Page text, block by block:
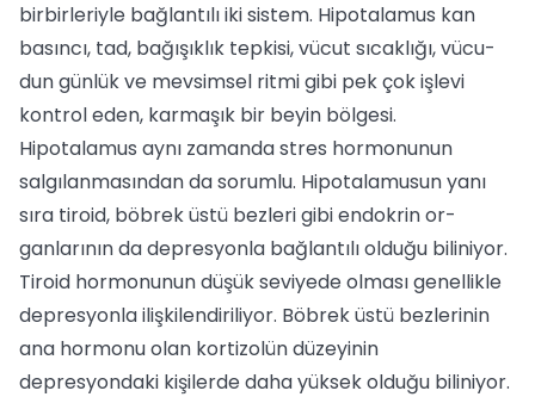
birbirleriyle bağlantılı iki sistem. Hipotalamus kan
basıncı, tad, bağışıklık tepkisi, vücut sıcaklığı, vücu­
dun günlük ve mevsimsel ritmi gibi pek çok işlevi
kontrol eden, karmaşık bir be­yin bölgesi.
Hipotalamus aynı zamanda stres hormonunun
salgılanmasından da sorumlu. Hipotalamusun yanı
sıra tiroid, böbrek üstü bezleri gibi endokrin or­
ganlarının da depresyonla bağlantılı ol­duğu biliniyor.
Tiroid hormonunun dü­şük seviyede olması genellikle
depresyon­la ilişkilendiriliyor. Böbrek üstü bezlerinin
ana hormonu olan kortizolün düzeyinin
depresyondaki kişilerde daha yüksek ol­duğu biliniyor.